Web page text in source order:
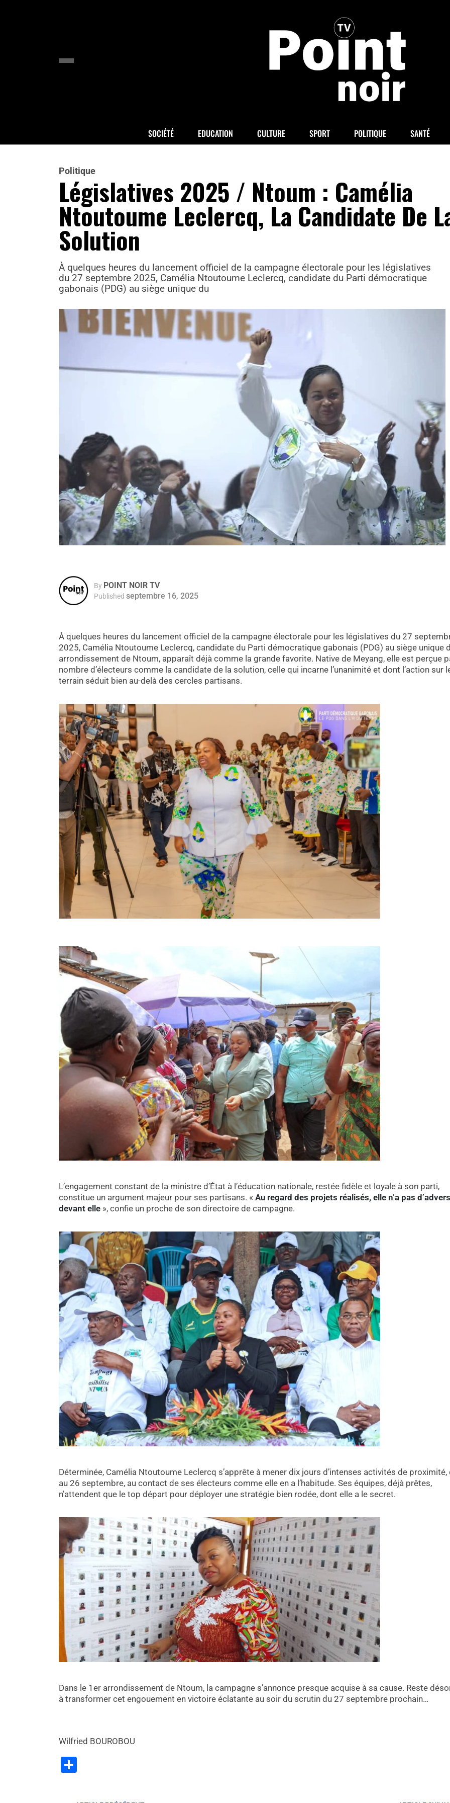
SOCIÉTÉ EDUCATION CULTURE SPORT POLITIQUE SANTÉ
Politique
Législatives 2025 / Ntoum : Camélia
Ntoutoume Leclercq, La Candidate De
Solution
À quelques heures du lancement officiel de la campagne électorale pour les législatives
du 27 septembre 2025, Camélia Ntoutoume Leclercq, candidate du Parti démocratique
gabonais (PDG) au siège unique du
By POINT NOIR TV
Published septembre 16, 2025
À quelques heures du lancement officiel de la campagne électorale pour les législatives du 27
2025, Camélia Ntoutoume Leclercq, candidate du Parti démocratique gabonais (PDG) au siège unique
arrondissement de Ntoum, apparaît déjà comme la grande favorite. Native de Meyang, elle est perçue
nombre d’électeurs comme la candidate de la solution, celle qui incarne l’unanimité et dont l’action sur
terrain séduit bien au-delà des cercles partisans.
L’engagement constant de la ministre d’État à l’éducation nationale, restée fidèle et loyale à son parti,
constitue un argument majeur pour ses partisans. « Au regard des projets réalisés, elle n’a pas
devant elle », confie un proche de son directoire de campagne.
Déterminée, Camélia Ntoutoume Leclercq s’apprête à mener dix jours d’intenses activités de proximité,
au 26 septembre, au contact de ses électeurs comme elle en a l’habitude. Ses équipes, déjà prêtes,
n’attendent que le top départ pour déployer une stratégie bien rodée, dont elle a le secret.
Dans le 1er arrondissement de Ntoum, la campagne s’annonce presque acquise à sa cause. Reste
à transformer cet engouement en victoire éclatante au soir du scrutin du 27 septembre prochain…
Wilfried BOUROBOU